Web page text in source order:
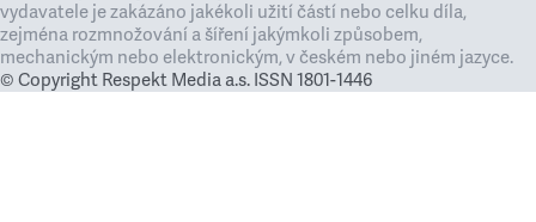
vydavatele je zakázáno jakékoli užití částí nebo celku díla,
zejména rozmnožování a šíření jakýmkoli způsobem,
mechanickým nebo elektronickým, v českém nebo jiném jazyce.
© Copyright Respekt Media a.s. ISSN 1801-1446